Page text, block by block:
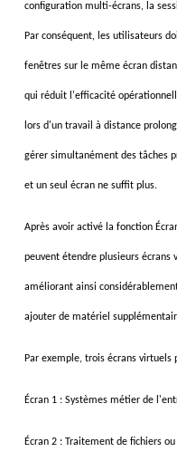
configuration multi-écrans, la
Par conséquent, les utilisateurs
fenêtres sur le même écran
qui réduit l'efficacité
lors d'un travail à distance
gérer simultanément des tâches
et un seul écran ne suffit plus.
Après avoir activé la fonction
peuvent étendre plusieurs écrans
améliorant ainsi
ajouter de matériel
Par exemple, trois écrans
Écran 1 : Systèmes métier de
Écran 2 : Traitement de fichiers